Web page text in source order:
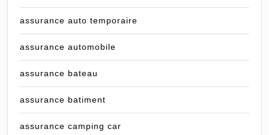
assurance auto temporaire
assurance automobile
assurance bateau
assurance batiment
assurance camping car